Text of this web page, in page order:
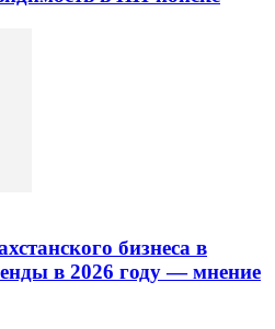
бизнеса в
в 2026 году — мнение